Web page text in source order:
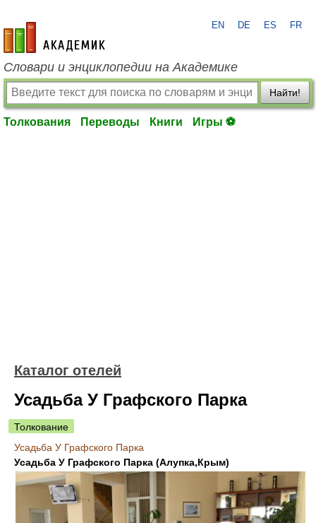
academic.ru
EN DE ES FR
Словари и энциклопедии на Академике
Найти!
Толкования Переводы Книги Игры ⚽
Каталог отелей
Усадьба У Графского Парка
Толкование
Усадьба У Графского Парка
Усадьба У Графского Парка (Алупка,Крым)